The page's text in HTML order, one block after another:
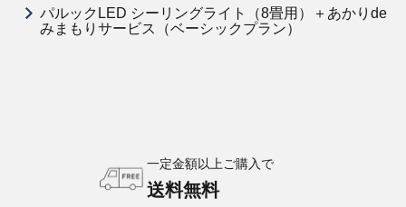
パルックLED シーリングライト（8畳用）＋あかりde
みまもりサービス（ベーシックプラン）
一定金額以上ご購入で
送料無料